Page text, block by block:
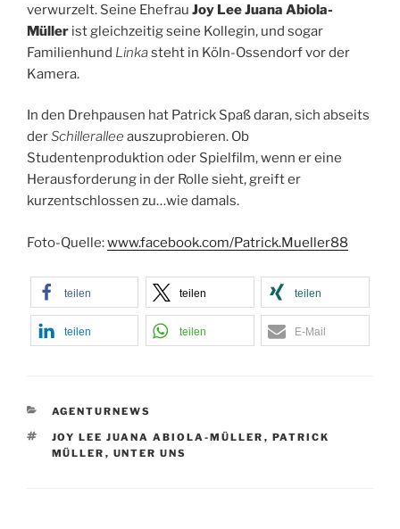
verwurzelt. Seine Ehefrau Joy Lee Juana Abiola-
Müller ist gleichzeitig seine Kollegin, und sogar
Familienhund Linkasteht in Köln-Ossendorf vor der
Kamera.
In den Drehpausen hat Patrick Spaß daran, sich abseits
derSchillerallee auszuprobieren. Ob
Studentenproduktion oder Spielfilm, wenn er eine
Herausforderung in der Rolle sieht, greift er
kurzentschlossen zu…wie damals.
Foto-Quelle:www.facebook.com/Patrick.Mueller88
teilen teilen teilen
teilen teilen E-Mail
KATEGORIEN
AGENTURNEWS
SCHLAGWÖRTER
JOY LEE JUANA ABIOLA-MÜLLER , PATRICK
MÜLLER , UNTER UNS